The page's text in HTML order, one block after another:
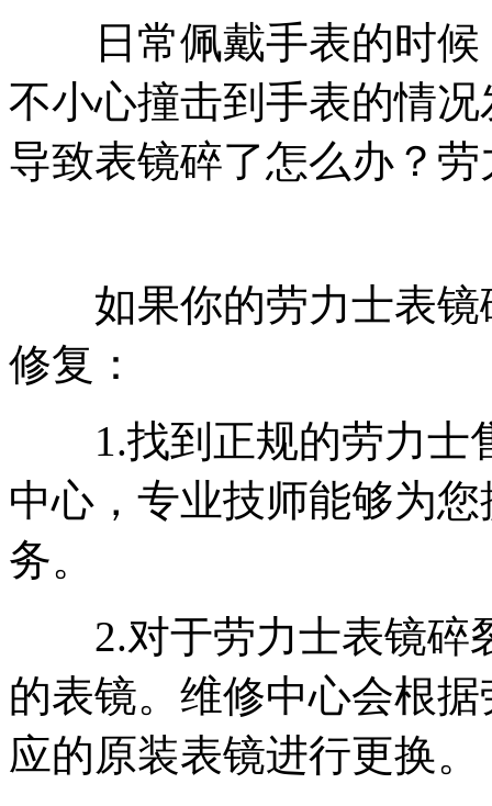
日常佩戴手表的时候
不小心撞击到手表的情
导致表镜碎了怎么办？
如果你的劳力士表镜
修复：
1.找到正规的劳力士
中心，专业技师能够为
务。
2.对于劳力士表镜碎
的表镜。维修中心会根
应的原装表镜进行更换。